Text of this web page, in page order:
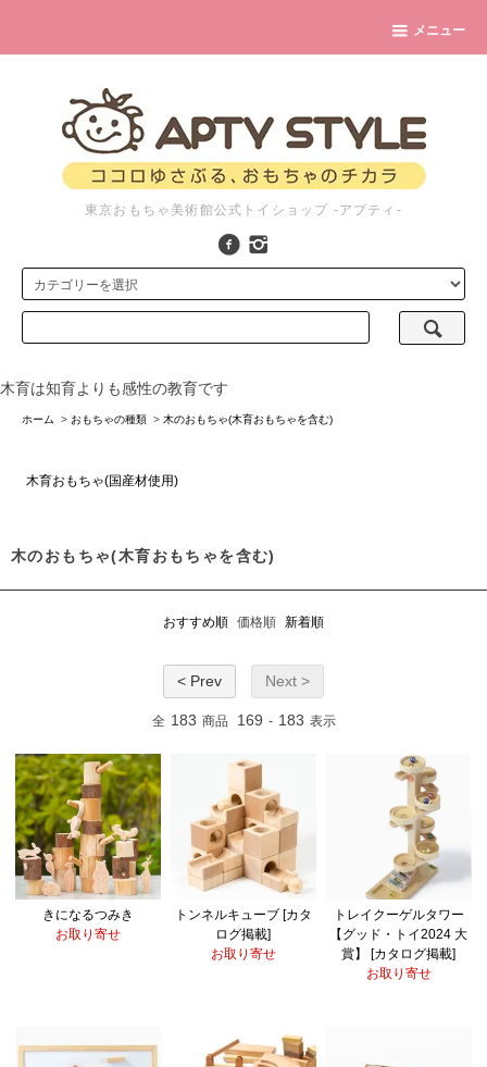
メニュー
東京おもちゃ美術館公式トイショップ -アプティ-
木育は知育よりも感性の教育です
ホーム > おもちゃの種類 > 木のおもちゃ(木育おもちゃを含む)
木育おもちゃ(国産材使用)
木のおもちゃ(木育おもちゃを含む)
おすすめ順 価格順 新着順
< Prev Next >
全 183 商品 169 - 183 表示
きになるつみき
お取り寄せ
トンネルキューブ [カタ
ログ掲載]
お取り寄せ
トレイクーゲルタワー
【グッド・トイ2024 大
賞】 [カタログ掲載]
お取り寄せ